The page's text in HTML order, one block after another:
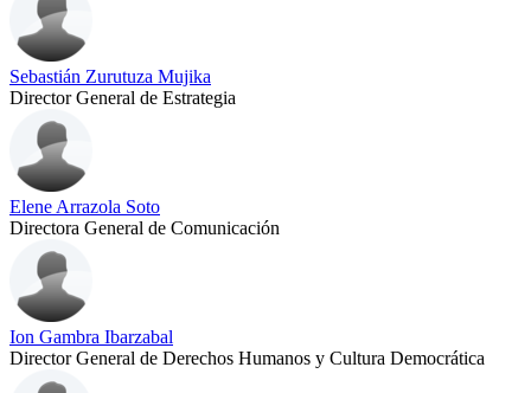
Sebastián Zurutuza Mujika
Director General de Estrategia
Elene Arrazola Soto
Directora General de Comunicación
Ion Gambra Ibarzabal
Director General de Derechos Humanos y Cultura Democrática